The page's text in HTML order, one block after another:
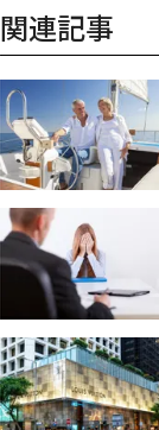
関連記事